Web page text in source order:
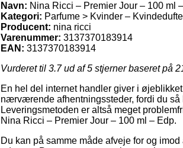
Navn: Nina Ricci – Premier Jour – 100 ml
Kategori: Parfume > Kvinder – Kvindedufte
Producent: nina ricci
Varenummer: 3137370183914
EAN: 3137370183914
Vurderet til 3.7ud af 5 stjerner baseret på
En hel del internet handler giver i
nærværende afhentningssteder, fordi du så
Leveringsmetoden er altså meget
Nina Ricci – Premier Jour – 100 ml – Edp.
Du kan på samme måde afveje for og